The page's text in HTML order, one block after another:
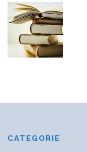
CATEGORIE